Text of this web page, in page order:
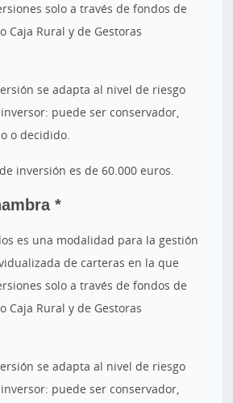
solo a través de fondos de
Caja Rural y de Gestoras
se adapta al nivel de riesgo
puede ser conservador,
o decidido.
inversión es de 60.000 euros.
*
es una modalidad para la gestión
de carteras en la que
solo a través de fondos de
Caja Rural y de Gestoras
se adapta al nivel de riesgo
puede ser conservador,